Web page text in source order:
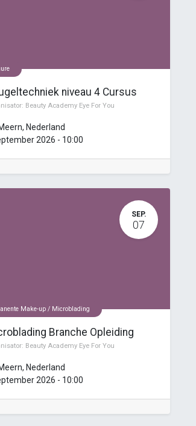
niveau 4 Cursus
Beauty Academy Eye For You
, Nederland
2026 - 10:00
SEP.
07
Make-up / Microblading
Branche Opleiding
Beauty Academy Eye For You
, Nederland
2026 - 10:00